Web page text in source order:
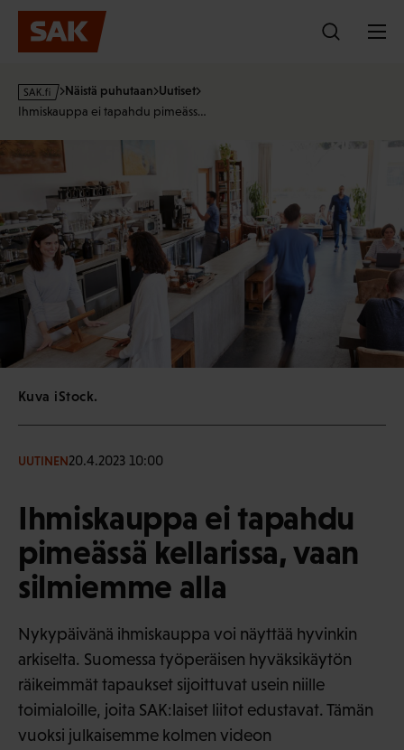
Hyppää
sisältöön
s
a
Näistä puhutaan Uutiset
Ihmiskauppa ei tapahdu pimeäss…
Kuva iStock.
UUTINEN20.4.2023 10:00
Ihmiskauppa ei tapahdu
pimeässä kellarissa, vaan
silmiemme alla
Nykypäivänä ihmiskauppa voi näyttää hyvinkin
arkiselta. Suomessa työperäisen hyväksikäytön
räikeimmät tapaukset sijoittuvat usein niille
toimialoille, joita SAK:laiset liitot edustavat. Tämän
vuoksi julkaisemme kolmen videon